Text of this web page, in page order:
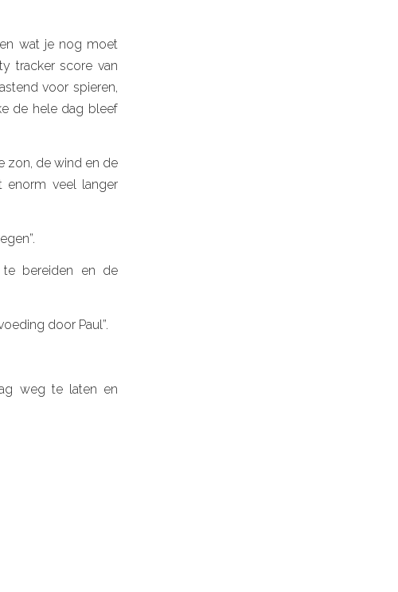
wat je nog moet
tracker score van
voor spieren,
de hele dag bleef
zon, de wind en de
enorm veel langer
te bereiden en de
door Paul”.
weg te laten en